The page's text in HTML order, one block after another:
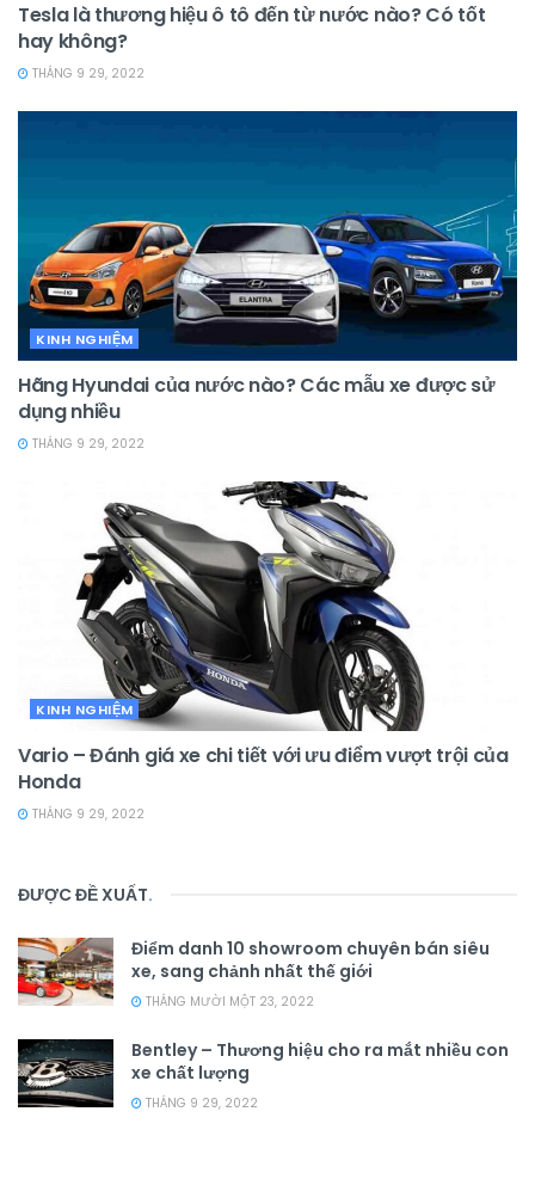
Tesla là thương hiệu ô tô đến từ nước nào? Có tốt
hay không?
THÁNG 9 29, 2022
KINH NGHIỆM
Hãng Hyundai của nước nào? Các mẫu xe được sử
dụng nhiều
THÁNG 9 29, 2022
KINH NGHIỆM
Vario – Đánh giá xe chi tiết với ưu điểm vượt trội của
Honda
THÁNG 9 29, 2022
ĐƯỢC ĐỀ XUẤT.
Điểm danh 10 showroom chuyên bán siêu
xe, sang chảnh nhất thế giới
THÁNG MƯỜI MỘT 23, 2022
Bentley – Thương hiệu cho ra mắt nhiều con
xe chất lượng
THÁNG 9 29, 2022